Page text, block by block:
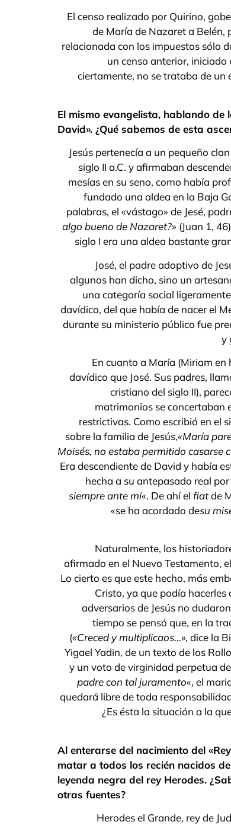
El censo realizado por Quirino,
de María de Nazaret a Belén,
relacionada con los impuestos sólo
un censo anterior, iniciado
ciertamente, no se trataba de un
El mismo evangelista, hablando de
David». ¿Qué sabemos de esta
Jesús pertenecía a un pequeño
siglo II a.C. y afirmaban
mesías en su seno, como había
fundado una aldea en la Baja
palabras, el «vástago» de Jesé,
algo bueno de Nazaret?» (Juan 1,
siglo I era una aldea bastante
José, el padre adoptivo de
algunos han dicho, sino un
una categoría social
davídico, del que había de nacer el
durante su ministerio público fue
y
En cuanto a María (Miriam
davídico que José. Sus padres,
cristiano del siglo II),
matrimonios se concertaban
restrictivas. Como escribió en el
sobre la familia de Jesús,«María
Moisés, no estaba permitido casarse
Era descendiente de David y había
hecha a su antepasado real
siempre ante mí«. De ahí el fiatde
«se ha acordado desu
Naturalmente, los
afirmado en el Nuevo Testamento,
Lo cierto es que este hecho, más
Cristo, ya que podía
adversarios de Jesús no
tiempo se pensó que, en la
(«Creced y multiplicaos…», dice la
Yigael Yadin, de un texto de los
y un voto de virginidad perpetua
padre con tal juramento«, el
quedará libre de toda
¿Es ésta la situación a la
Al enterarse del nacimiento del
matar a todos los recién nacidos
leyenda negra del rey Herodes.
otras fuentes?
Herodes el Grande, rey de